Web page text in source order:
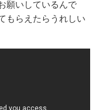
願いしているんで
もらえたらうれしい